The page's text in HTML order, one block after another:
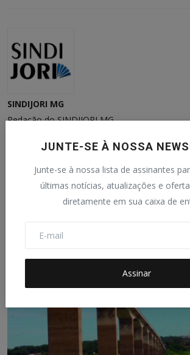
JUNTE-SE À NOSSA
Junte-se à nossa lista de assinantes
últimas notícias, atualizações e
diretamente em sua caixa de
Assinar
SINDIJORI MG
Redação do SINDIJORI MG.